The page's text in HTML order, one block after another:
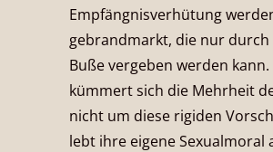
Empfängnisverhütung
gebrandmarkt, die nur durch
Buße vergeben werden
kümmert sich die Mehrheit
nicht um diese rigiden
lebt ihre eigene Sexualmoral